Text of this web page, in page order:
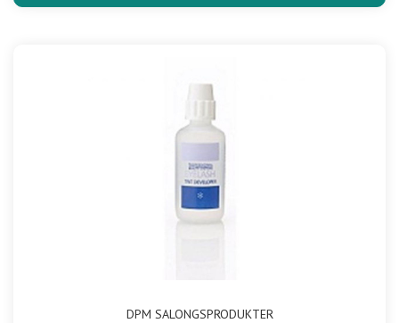
DPM SALONGSPRODUKTER